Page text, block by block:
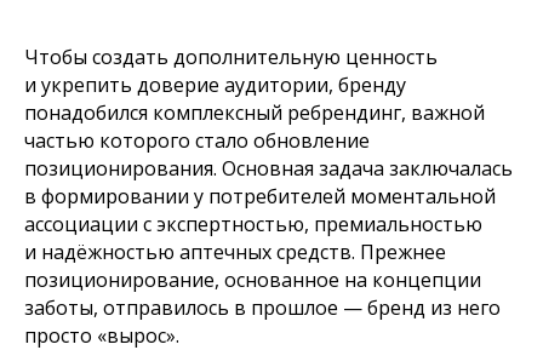
Чтобы создать дополнительную ценность
и укрепить доверие аудитории, бренду
понадобился комплексный ребрендинг, важной
частью которого стало обновление
позиционирования. Основная задача заключалась
в формировании у потребителей моментальной
ассоциации с экспертностью, премиальностью
и надёжностью аптечных средств. Прежнее
позиционирование, основанное на концепции
заботы, отправилось в прошлое — бренд из него
просто «вырос».